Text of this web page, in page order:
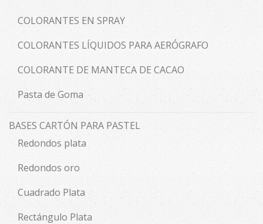
COLORANTES EN SPRAY
COLORANTES LÍQUIDOS PARA AERÓGRAFO
COLORANTE DE MANTECA DE CACAO
Pasta de Goma
BASES CARTÓN PARA PASTEL
Redondos plata
Redondos oro
Cuadrado Plata
Rectángulo Plata